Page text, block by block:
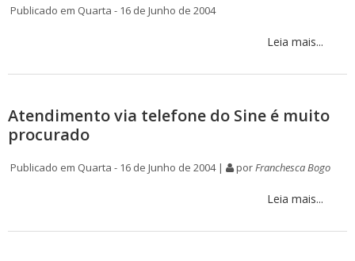
Publicado em Quarta - 16 de Junho de 2004
Leia mais...
Atendimento via telefone do Sine é muito
procurado
Publicado em Quarta - 16 de Junho de 2004 | porFranchesca Bogo
Leia mais...